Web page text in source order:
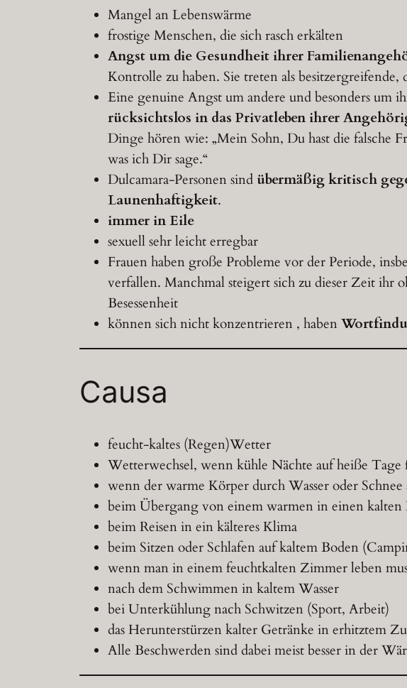
Mangel an Lebenswärme
frostige Menschen, die sich rasch erkälten
Angst um die Gesundheit ihrer
Kontrolle zu haben. Sie treten als
Eine genuine Angst um andere und besonders um
rücksichtslos in das Privatleben ihrer
Dinge hören wie: „Mein Sohn, Du hast die falsche
was ich Dir sage.“
Dulcamara-Personen sind übermäßig kritisch
Launenhaftigkeit.
immer in Eile
sexuell sehr leicht erregbar
Frauen haben große Probleme vor der Periode,
verfallen. Manchmal steigert sich zu dieser Zeit ihr
Besessenheit
können sich nicht konzentrieren , haben
Causa
feucht-kaltes (Regen)Wetter
Wetterwechsel, wenn kühle Nächte auf heiße
wenn der warme Körper durch Wasser oder
beim Übergang von einem warmen in einen kalten
beim Reisen in ein kälteres Klima
beim Sitzen oder Schlafen auf kaltem Boden
wenn man in einem feuchtkalten Zimmer leben
nach dem Schwimmen in kaltem Wasser
bei Unterkühlung nach Schwitzen (Sport, Arbeit)
das Herunterstürzen kalter Getränke in erhitztem
Alle Beschwerden sind dabei meist besser in der